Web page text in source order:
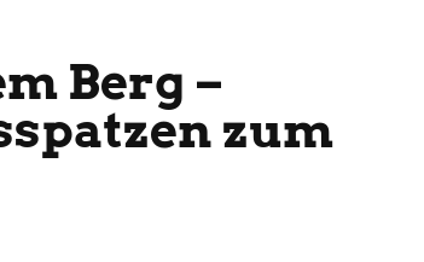
Berg –
zum